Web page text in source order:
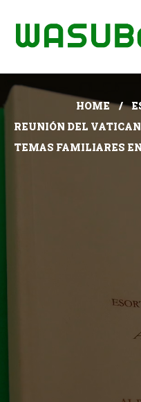
HOME
REUNIÓN DEL
TEMAS FAMILIARES